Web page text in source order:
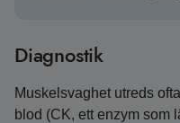
Diagnostik
Muskelsvaghet utreds
blod (CK, ett enzym som